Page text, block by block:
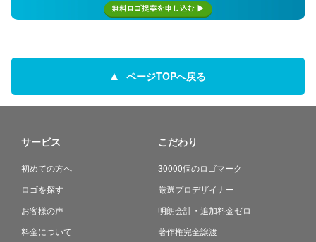
ページTOPへ戻る
サービス
初めての方へ
ロゴを探す
お客様の声
料金について
こだわり
30000個のロゴマーク
厳選プロデザイナー
明朗会計・追加料金ゼロ
著作権完全譲渡